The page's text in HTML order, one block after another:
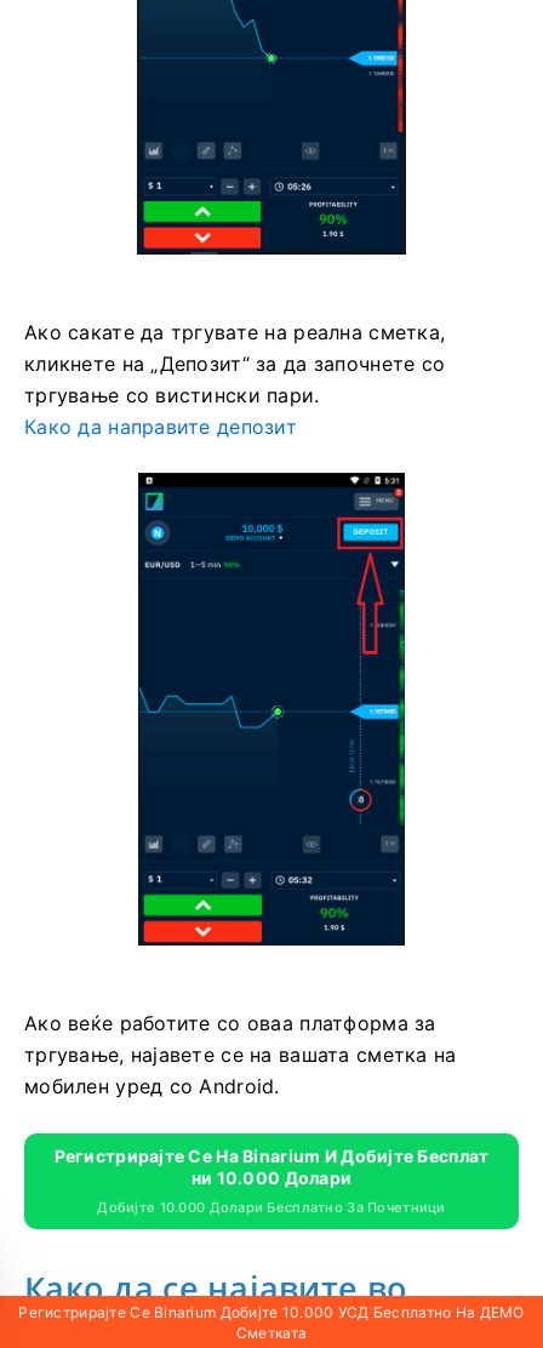
Ако сакате да тргувате на реална сметка,
кликнете на „Депозит“ за да започнете со
тргување со вистински пари.
Како да направите депозит
Ако веќе работите со оваа платформа за
тргување, најавете се на вашата сметка на
мобилен уред со Android.
Регистрирајте Се На Binarium И Добијте Бесплат
Ни 10.000 Долари
Добијте 10.000 Долари Бесплатно За Почетници
Како да се најавите во
Бинариум
Регистрирајте Се Binarium Добијте 10.000 УСД Бесплатно На ДЕМО
Сметката